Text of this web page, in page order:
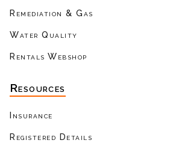
Remediation & Gas
Water Quality
Rentals Webshop
Resources
Insurance
Registered Details